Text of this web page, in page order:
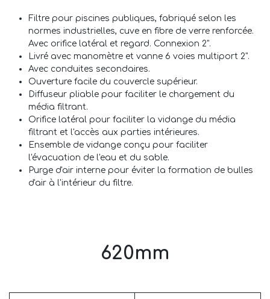
Filtre pour piscines publiques, fabriqué selon les
normes industrielles, cuve en fibre de verre renforcée.
Avec orifice latéral et regard. Connexion 2".
Livré avec manomètre et vanne 6 voies multiport 2".
Avec conduites secondaires.
Ouverture facile du couvercle supérieur.
Diffuseur pliable pour faciliter le chargement du
média filtrant.
Orifice latéral pour faciliter la vidange du média
filtrant et l'accès aux parties intérieures.
Ensemble de vidange conçu pour faciliter
l'évacuation de l'eau et du sable.
Purge d'air interne pour éviter la formation de bulles
d'air à l'intérieur du filtre.
620mm